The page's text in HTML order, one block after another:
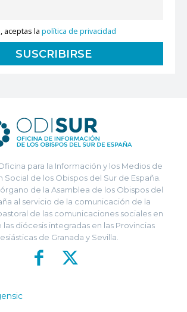
aceptas lapolítica de privacidad
para la Información y los Medios de
Social de los Obispos del Sur de España.
órgano de la Asamblea de los Obispos del
al servicio de la comunicación de la
de las comunicaciones sociales en
diócesis integradas en las Provincias
de Granada y Sevilla.